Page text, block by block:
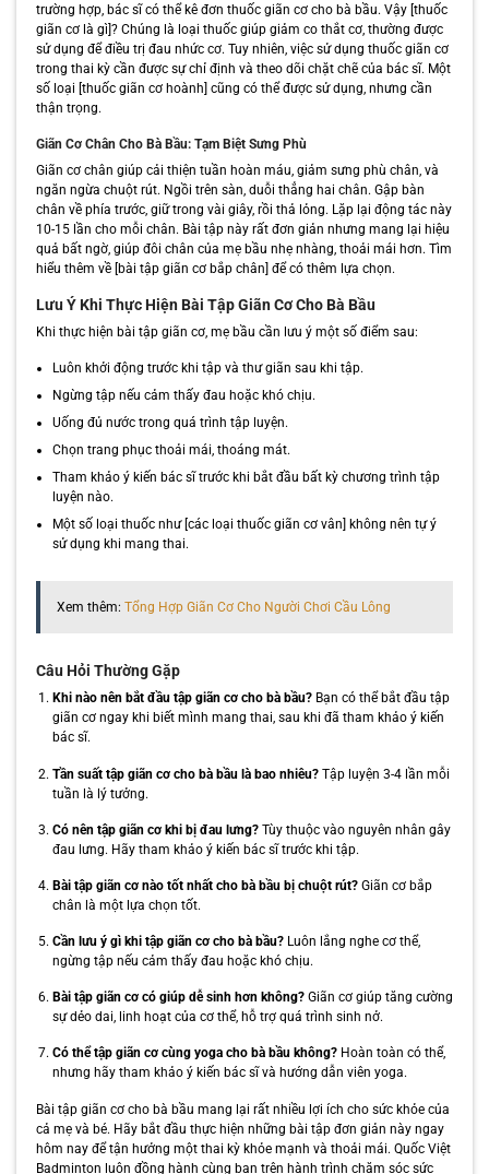
trường hợp, bác sĩ có thể kê đơn thuốc giãn cơ cho bà bầu. Vậy [thuốc
giãn cơ là gì]? Chúng là loại thuốc giúp giảm co thắt cơ, thường được
sử dụng để điều trị đau nhức cơ. Tuy nhiên, việc sử dụng thuốc giãn cơ
trong thai kỳ cần được sự chỉ định và theo dõi chặt chẽ của bác sĩ. Một
số loại [thuốc giãn cơ hoành] cũng có thể được sử dụng, nhưng cần
thận trọng.
Giãn Cơ Chân Cho Bà Bầu: Tạm Biệt Sưng Phù
Giãn cơ chân giúp cải thiện tuần hoàn máu, giảm sưng phù chân, và
ngăn ngừa chuột rút. Ngồi trên sàn, duỗi thẳng hai chân. Gập bàn
chân về phía trước, giữ trong vài giây, rồi thả lỏng. Lặp lại động tác này
10-15 lần cho mỗi chân. Bài tập này rất đơn giản nhưng mang lại hiệu
quả bất ngờ, giúp đôi chân của mẹ bầu nhẹ nhàng, thoải mái hơn. Tìm
hiểu thêm về [bài tập giãn cơ bắp chân] để có thêm lựa chọn.
Lưu Ý Khi Thực Hiện Bài Tập Giãn Cơ Cho Bà Bầu
Khi thực hiện bài tập giãn cơ, mẹ bầu cần lưu ý một số điểm sau:
Luôn khởi động trước khi tập và thư giãn sau khi tập.
Ngừng tập nếu cảm thấy đau hoặc khó chịu.
Uống đủ nước trong quá trình tập luyện.
Chọn trang phục thoải mái, thoáng mát.
Tham khảo ý kiến bác sĩ trước khi bắt đầu bất kỳ chương trình tập
luyện nào.
Một số loại thuốc như [các loại thuốc giãn cơ vân] không nên tự ý
sử dụng khi mang thai.
Xem thêm: Tổng Hợp Giãn Cơ Cho Người Chơi Cầu Lông
Câu Hỏi Thường Gặp
Khi nào nên bắt đầu tập giãn cơ cho bà bầu?Bạn có thể bắt đầu tập
giãn cơ ngay khi biết mình mang thai, sau khi đã tham khảo ý kiến
bác sĩ.
Tần suất tập giãn cơ cho bà bầu là bao nhiêu?Tập luyện 3-4 lần mỗi
tuần là lý tưởng.
Có nên tập giãn cơ khi bị đau lưng?Tùy thuộc vào nguyên nhân gây
đau lưng. Hãy tham khảo ý kiến bác sĩ trước khi tập.
Bài tập giãn cơ nào tốt nhất cho bà bầu bị chuột rút?Giãn cơ bắp
chân là một lựa chọn tốt.
Cần lưu ý gì khi tập giãn cơ cho bà bầu?Luôn lắng nghe cơ thể,
ngừng tập nếu cảm thấy đau hoặc khó chịu.
Bài tập giãn cơ có giúp dễ sinh hơn không?Giãn cơ giúp tăng cường
sự dẻo dai, linh hoạt của cơ thể, hỗ trợ quá trình sinh nở.
Có thể tập giãn cơ cùng yoga cho bà bầu không?Hoàn toàn có thể,
nhưng hãy tham khảo ý kiến bác sĩ và hướng dẫn viên yoga.
Bài tập giãn cơ cho bà bầu mang lại rất nhiều lợi ích cho sức khỏe của
cả mẹ và bé. Hãy bắt đầu thực hiện những bài tập đơn giản này ngay
hôm nay để tận hưởng một thai kỳ khỏe mạnh và thoải mái. Quốc Việt
Badminton luôn đồng hành cùng bạn trên hành trình chăm sóc sức